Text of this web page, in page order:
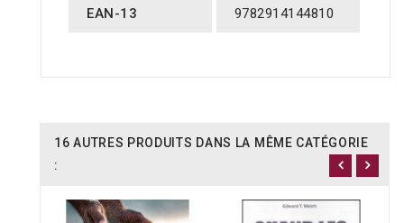
EAN-13
9782914144810
16 AUTRES PRODUITS DANS LA MÊME CATÉGORIE
: